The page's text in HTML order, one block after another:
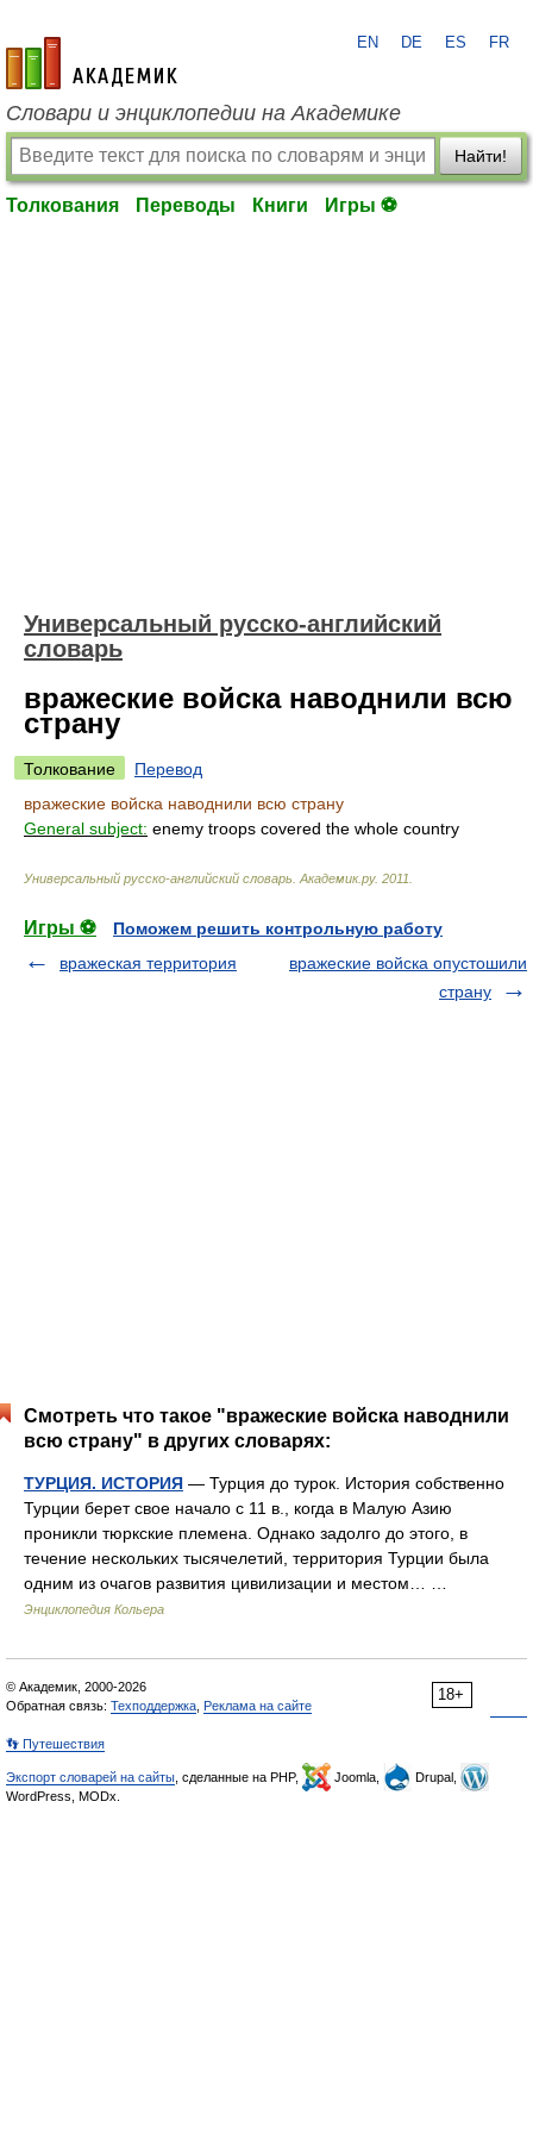
academic.ru
EN DE ES FR
Словари и энциклопедии на Академике
Найти!
Толкования Переводы Книги Игры ⚽
Универсальный русско-английский
словарь
вражеские войска наводнили всю
страну
Толкование
Перевод
вражеские войска наводнили всю страну
General subject: enemy troops covered the whole country
Универсальный русско-английский словарь Академик.ру. 2011
Игры ⚽
Поможем решить контрольную работу
вражеская территория
вражеские войска опустошили
страну
Смотреть что такое "вражеские войска наводнили
всю страну" в других словарях:
ТУРЦИЯ. ИСТОРИЯ — Турция до турок. История собственно
Турции берет свое начало с 11 в., когда в Малую Азию
проникли тюркские племена. Однако задолго до этого, в
течение нескольких тысячелетий, территория Турции была
одним из очагов развития цивилизации и местом… …
Энциклопедия Кольера
18+
© Академик, 2000-2026
Обратная связь: Техподдержка Реклама на сайте
👣 Путешествия
Экспорт словарей на сайты , сделанные на PHP, Joomla,
Drupal,
WordPress, MODx.